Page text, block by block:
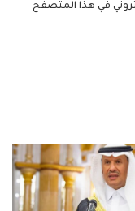
في هذا المتصفح